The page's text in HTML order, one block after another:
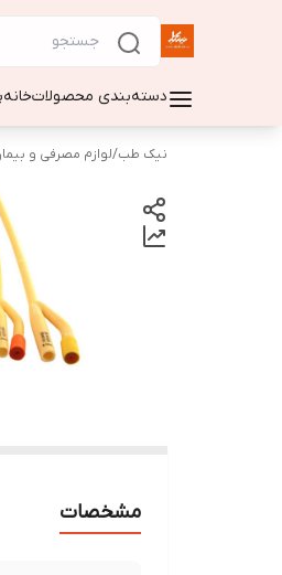
دسته‌بندی محصولاتخانه
نیک طب/لوازم مصرفی و
مشخصات